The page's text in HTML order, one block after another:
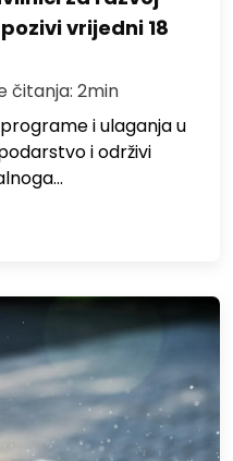
vrijedni 18
čitanja: 2min
i ulaganja u
i održivi